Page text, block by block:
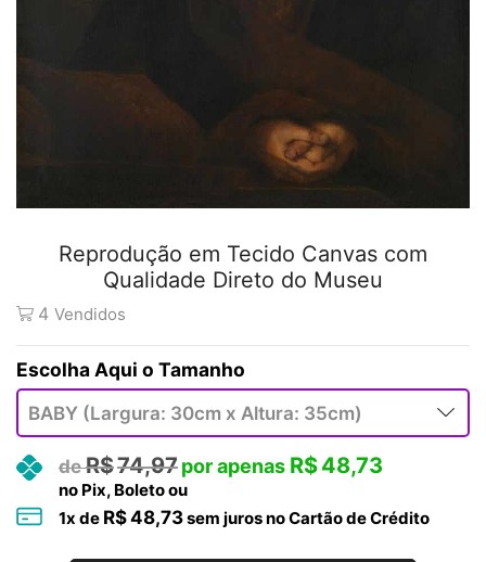
Reprodução em Tecido Canvas com
Qualidade Direto do Museu
4 Vendidos
Tamanho
R$74,97 R$48,73
no Pix, Boleto ou
1x de R$48,73sem juros no Cartão de Crédito